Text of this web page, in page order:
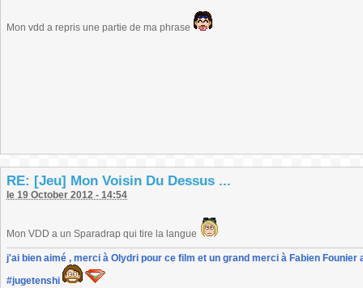
Mon vdd a repris une partie de ma phrase
RE: [Jeu] Mon Voisin Du Dessus ...
le 19 October 2012 - 14:54
Mon VDD a un Sparadrap qui tire la langue
j'ai bien aimé , merci à Olydri pour ce film et un grand merci à Fabien
#jugetenshi